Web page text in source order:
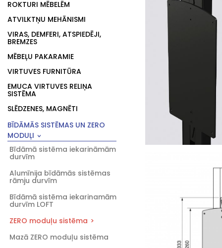
ROKTURI MĒBELĒM
ATVILKTŅU MEHĀNISMI
VIRAS, DEMFERI, ATSPIEDĒJI,
BREMZES
MĒBEĻU PAKARAMIE
VIRTUVES FURNITŪRA
EMUCA VIRTUVES RELIŅA
SISTĒMA
SLĒDZENES, MAGNĒTI
BĪDĀMĀS SISTĒMAS UN ZERO
MODUĻI
Bīdāmā sistēma iekarināmām
durvīm
Alumīnija bīdāmās sistēmas
rāmju durvīm
Bīdāmā sistēma iekarinamām
durvīm LOFT
ZERO moduļu sistēma
Mazā ZERO moduļu sistēma